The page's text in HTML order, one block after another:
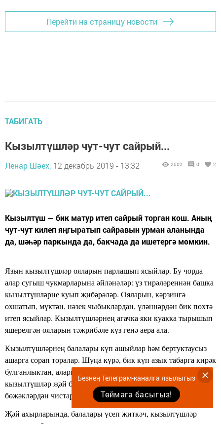
Перейти на страницу новости
ТАБИГАТЬ
Кызылтүшләр чут-чут сайрый...
Ленар Шәех, 12 декабрь 2019 - 13:32 2502 0 2
Кызылтүш — бик матур итеп сайрый торган кош. Аның
чут-чут килеп яңгыратып сайравын урман аланында
да, шәһәр паркында да, бакчада да ишетергә мөмкин.
Язын кызылтүшләр ояларын парлашып ясыйлар. Бу чорда
алар сугыш чукмарларына әйләнәләр: үз тирәләреннән башка
кызылтүшләрне куып җибәрәләр. Ояларын, кәрзингә
охшатып, мүктән, нәзек чыбыклардан, үләннәрдән бик пөхтә
итеп ясыйлар. Кызылтүшләрнең агачка яки куакка тырышып
яшерелгән ояларын тәҗрибәле күз генә аера ала.
Кызылтүшләрнең балалары күп ашыйлар һәм бертук­таусыз
ашарга сорап торалар. Шуңа күрә, бик күп азык та­барга кирәк
булганлыктан, аларга җәй көне мәшәкать арта. Тырыш
кызылтүшләр җәй буе урманнарны, бакчаларны корт­кыч
бөҗәкләрдән чистарталар.
Җәй ахырларында, балалары үсеп җиткәч, кызылтүшләр
Безнең Телеграм-каналга язылыгыз
Төймәгә басыгыз!